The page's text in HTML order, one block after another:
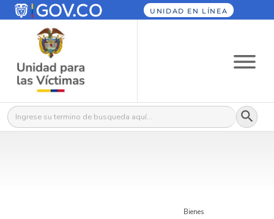
UNIDAD EN LÍNEA
Buscar: Botón
Bienes